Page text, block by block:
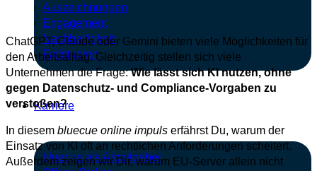
Auszeichnungen
Engagement
Nachhaltigkeit
Fallstudien
Karriere
bluecue als Arbeitgeber
ChatGPT, Claude oder Gemini bieten viele Möglichkeiten für
den Arbeitsalltag. Gleichzeitig stellen sich viele
Unternehmen die Frage:Wie lässt sich KI nutzen, ohne
gegen Datenschutz- und Compliance-Vorgaben zu
verstoßen?
In diesem bluecue online impuls erfährst Du, warum der
Einsatz von KI oft an rechtlichen Anforderungen scheitert.
Außerdem zeigen wir Dir, warum EU-Server allein nicht